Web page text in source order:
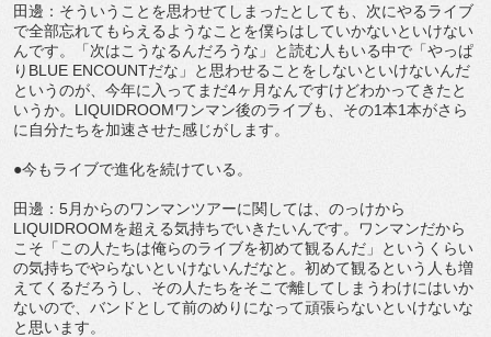
田邊：そういうことを思わせてしまったとしても、次にやるライブ
で全部忘れてもらえるようなことを僕らはしていかないといけない
んです。「次はこうなるんだろうな」と読む人もいる中で「やっぱ
りBLUE ENCOUNTだな」と思わせることをしないといけないんだ
というのが、今年に入ってまだ4ヶ月なんですけどわかってきたと
いうか。LIQUIDROOMワンマン後のライブも、その1本1本がさら
に自分たちを加速させた感じがします。
●今もライブで進化を続けている。
田邊：5月からのワンマンツアーに関しては、のっけから
LIQUIDROOMを超える気持ちでいきたいんです。ワンマンだから
こそ「この人たちは俺らのライブを初めて観るんだ」というくらい
の気持ちでやらないといけないんだなと。初めて観るという人も増
えてくるだろうし、その人たちをそこで離してしまうわけにはいか
ないので、バンドとして前のめりになって頑張らないといけないな
と思います。